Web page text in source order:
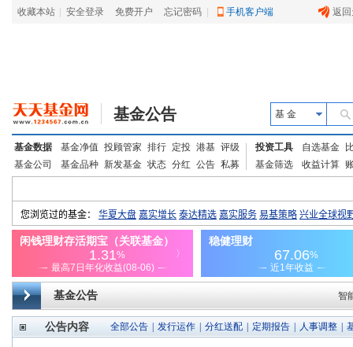
收藏本站 安全登录 免费开户 忘记密码 手机客户端 返
基金公告 基 金
基金数据 基金净值 投顾管家 排行 定投 港基 评级
基金公司
基金品种 新发基金 状态 分红 公告 私募
投资工具 自选基金
基金筛选
收益计算
基金公告 智
公告内容 全部公告 发行运作 分红送配 定期报告 人事调整